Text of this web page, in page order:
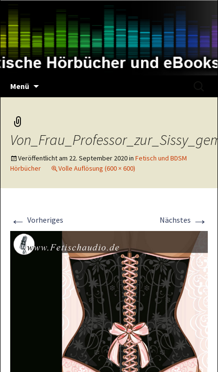
Inhalt
springen
Menü
Veröffentlicht am 22. September 2020in Fetisch und BDSM
Hörbücher
Volle Auflösung (600 × 600)
← Vorheriges Nächstes →